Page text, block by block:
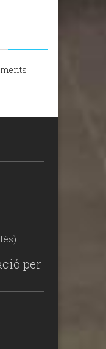
per